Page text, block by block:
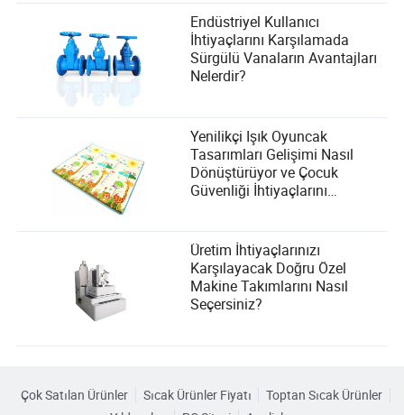
Endüstriyel Kullanıcı
İhtiyaçlarını Karşılamada
Sürgülü Vanaların Avantajları
Nelerdir?
Yenilikçi Işık Oyuncak
Tasarımları Gelişimi Nasıl
Dönüştürüyor ve Çocuk
Güvenliği İhtiyaçlarını
Üretim İhtiyaçlarınızı
Karşılayacak Doğru Özel
Makine Takımlarını Nasıl
Seçersiniz?
Çok Satılan Ürünler Sıcak Ürünler Fiyatı
Toptan Sıcak Ürünler